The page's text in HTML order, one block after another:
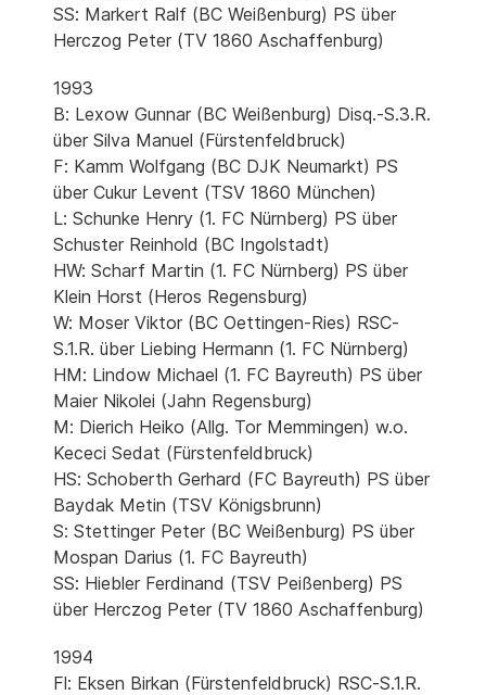
SS: Markert Ralf (BC Weißenburg) PS über
Herczog Peter (TV 1860 Aschaffenburg)
1993
B: Lexow Gunnar (BC Weißenburg) Disq.-S.3.R.
über Silva Manuel (Fürstenfeldbruck)
F: Kamm Wolfgang (BC DJK Neumarkt) PS
über Cukur Levent (TSV 1860 München)
L: Schunke Henry (1. FC Nürnberg) PS über
Schuster Reinhold (BC Ingolstadt)
HW: Scharf Martin (1. FC Nürnberg) PS über
Klein Horst (Heros Regensburg)
W: Moser Viktor (BC Oettingen-Ries) RSC-
S.1.R. über Liebing Hermann (1. FC Nürnberg)
HM: Lindow Michael (1. FC Bayreuth) PS über
Maier Nikolei (Jahn Regensburg)
M: Dierich Heiko (Allg. Tor Memmingen) w.o.
Kececi Sedat (Fürstenfeldbruck)
HS: Schoberth Gerhard (FC Bayreuth) PS über
Baydak Metin (TSV Königsbrunn)
S: Stettinger Peter (BC Weißenburg) PS über
Mospan Darius (1. FC Bayreuth)
SS: Hiebler Ferdinand (TSV Peißenberg) PS
über Herczog Peter (TV 1860 Aschaffenburg)
1994
Fl: Eksen Birkan (Fürstenfeldbruck) RSC-S.1.R.